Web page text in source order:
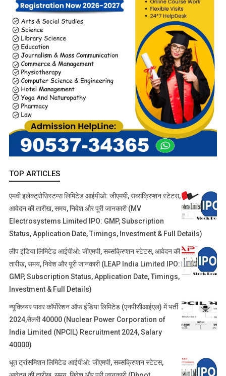
TOP ARTICLES
एमवी इलेक्ट्रोसिस्टम्स लिमिटेड आईपीओ: जीएमपी, सब्सक्रिप्शन स्टेटस,
आवेदन की तारीख, समय, निवेश और पूरी जानकारी (MV
Electrosystems Limited IPO: GMP, Subscription
Status, Application Date, Timings, Investment & Full Details)
लीप इंडिया लिमिटेड आईपीओ: जीएमपी, सब्सक्रिप्शन स्टेटस, आवेदन की
तारीख, समय, निवेश और पूरी जानकारी (LEAP India Limited IPO:
GMP, Subscription Status, Application Date, Timings,
Investment & Full Details)
न्यूक्लियर पावर कॉर्पोरेशन ऑफ इंडिया लिमिटेड (एनपीसीआईएल) में भर्ती
2024,सैलरी 40000 (Nuclear Power Corporation of
India Limited (NPCIL) Recruitment 2024, Salary
40000)
धूत ट्रांसमिशन लिमिटेड आईपीओ: जीएमपी, सब्सक्रिप्शन स्टेटस,